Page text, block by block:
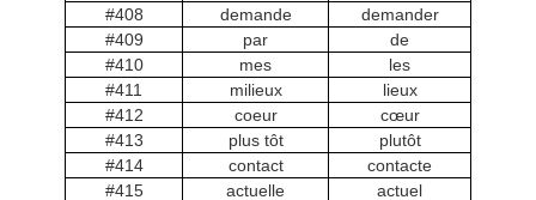
#408
demande
demander
#409
par
de
#410
mes
les
#411
milieux
lieux
#412
coeur
cœur
#413
plus tôt
plutôt
#414
contact
contacte
#415
actuelle actuel